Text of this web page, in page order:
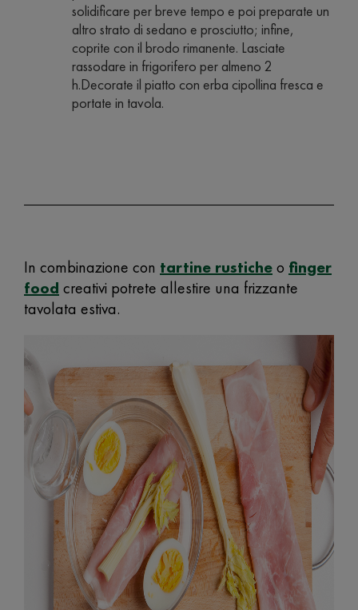
solidificare per breve tempo e poi preparate un
altro strato di sedano e prosciutto; infine,
coprite con il brodo rimanente. Lasciate
rassodare in frigorifero per almeno 2
h.Decorate il piatto con erba cipollina fresca e
portate in tavola.
In combinazione con tartine rusticheo finger
food creativi potrete allestire una frizzante
tavolata estiva.